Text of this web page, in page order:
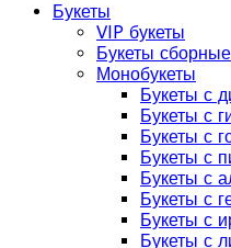
Букеты
VIP букеты
Букеты сборные
Монобукеты
Букеты с
Букеты с
Букеты с
Букеты с
Букеты с
Букеты с
Букеты с
Букеты с